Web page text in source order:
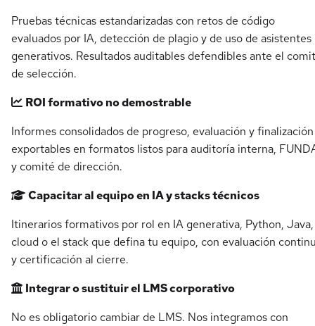
Pruebas técnicas estandarizadas con retos de código
evaluados por IA, detección de plagio y de uso de asistentes
generativos. Resultados auditables defendibles ante el
de selección.
ROI formativo no demostrable
Informes consolidados de progreso, evaluación y finalización
exportables en formatos listos para auditoría interna,
y comité de dirección.
Capacitar al equipo en IA y stacks técnicos
Itinerarios formativos por rol en IA generativa, Python, Java,
cloud o el stack que defina tu equipo, con evaluación
y certificación al cierre.
Integrar o sustituir el LMS corporativo
No es obligatorio cambiar de LMS. Nos integramos con